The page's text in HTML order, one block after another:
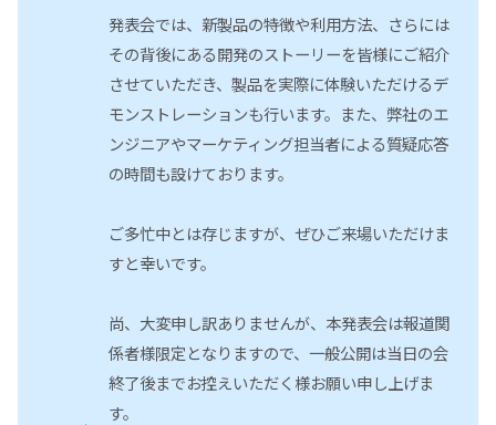
発表会では、新製品の特徴や利用方法、さらには
その背後にある開発のストーリーを皆様にご紹介
させていただき、製品を実際に体験いただけるデ
モンストレーションも行います。また、弊社のエ
ンジニアやマーケティング担当者による質疑応答
の時間も設けております。
ご多忙中とは存じますが、ぜひご来場いただけま
すと幸いです。
尚、大変申し訳ありませんが、本発表会は報道関
係者様限定となりますので、一般公開は当日の会
終了後までお控えいただく様お願い申し上げま
す。